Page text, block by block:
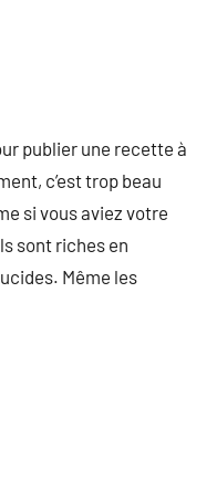
publier une recette à
c’est trop beau
si vous aviez votre
sont riches en
Même les